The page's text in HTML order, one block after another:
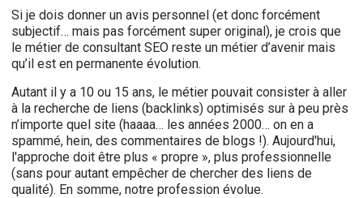
Si je dois donner un avis personnel (et donc forcément
subjectif… mais pas forcément super original), je crois que
le métier de consultant SEO reste un métier d’avenir mais
qu’il est en permanente évolution.
Autant il y a 10 ou 15 ans, le métier pouvait consister à aller
à la recherche de liens (backlinks) optimisés sur à peu près
n’importe quel site (haaaa… les années 2000… on en a
spammé, hein, des commentaires de blogs !). Aujourd'hui,
l'approche doit être plus « propre », plus professionnelle
(sans pour autant empêcher de chercher des liens de
qualité). En somme, notre profession évolue.